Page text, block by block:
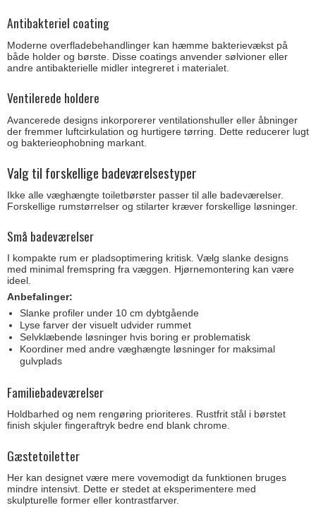
Antibakteriel coating
Moderne overfladebehandlinger kan hæmme bakterievækst på
både holder og børste. Disse coatings anvender sølvioner eller
andre antibakterielle midler integreret i materialet.
Ventilerede holdere
Avancerede designs inkorporerer ventilationshuller eller åbninger
der fremmer luftcirkulation og hurtigere tørring. Dette reducerer lugt
og bakterieophobning markant.
Valg til forskellige badeværelsestyper
Ikke alle væghængte toiletbørster passer til alle badeværelser.
Forskellige rumstørrelser og stilarter kræver forskellige løsninger.
Små badeværelser
I kompakte rum er pladsoptimering kritisk. Vælg slanke designs
med minimal fremspring fra væggen. Hjørnemontering kan være
ideel.
Anbefalinger:
Slanke profiler under 10 cm dybtgående
Lyse farver der visuelt udvider rummet
Selvklæbende løsninger hvis boring er problematisk
Koordiner med andre væghængte løsninger for maksimal
gulvplads
Familiebadeværelser
Holdbarhed og nem rengøring prioriteres. Rustfrit stål i børstet
finish skjuler fingeraftryk bedre end blank chrome.
Gæstetoiletter
Her kan designet være mere vovemodigt da funktionen bruges
mindre intensivt. Dette er stedet at eksperimentere med
skulpturelle former eller kontrastfarver.